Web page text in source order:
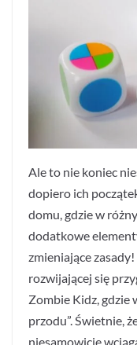
Ale to nie koniec
dopiero ich
domu, gdzie w
dodatkowe
zmieniające
rozwijającej się
Zombie Kidz, gdzie
przodu”. Świetnie,
niesamowicie